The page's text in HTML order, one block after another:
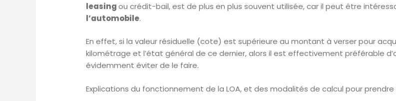
leasingou crédit-bail, est de plus en plus souvent utilisée, car il peut être
l’automobile.
En effet, si la valeur résiduelle (cote) est supérieure au montant à verser pour
kilométrage et l’état général de ce dernier, alors il est effectivement préférable
évidemment éviter de le faire.
Explications du fonctionnement de la LOA, et des modalités de calcul pour prendre